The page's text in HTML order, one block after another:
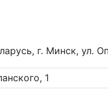
г. Минск, ул.
1